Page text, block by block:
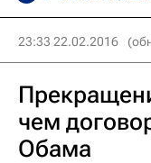
23:33 22.02.2016
чем
Обама